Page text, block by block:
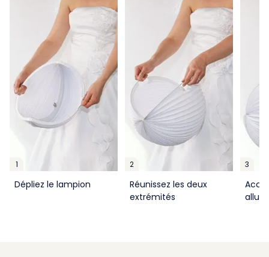
1
Dépliez le lampion
2
Réunissez les deux
extrémités
3